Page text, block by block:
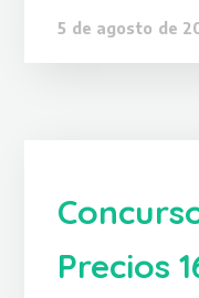
5 de agosto de
Precios